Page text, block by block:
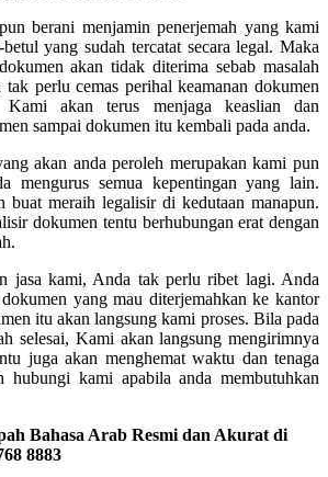
berani menjamin penerjemah yang kami
yang sudah tercatat secara legal. Maka
akan tidak diterima sebab masalah
perlu cemas perihal keamanan dokumen
akan terus menjaga keaslian dan
sampai dokumen itu kembali pada anda.
akan anda peroleh merupakan kami pun
mengurus semua kepentingan yang lain.
buat meraih legalisir di kedutaan manapun.
dokumen tentu berhubungan erat dengan
jasa kami, Anda tak perlu ribet lagi. Anda
yang mau diterjemahkan ke kantor
itu akan langsung kami proses. Bila pada
selesai, Kami akan langsung mengirimnya
juga akan menghemat waktu dan tenaga
hubungi kami apabila anda membutuhkan
Bahasa Arab Resmi dan Akurat di
8883